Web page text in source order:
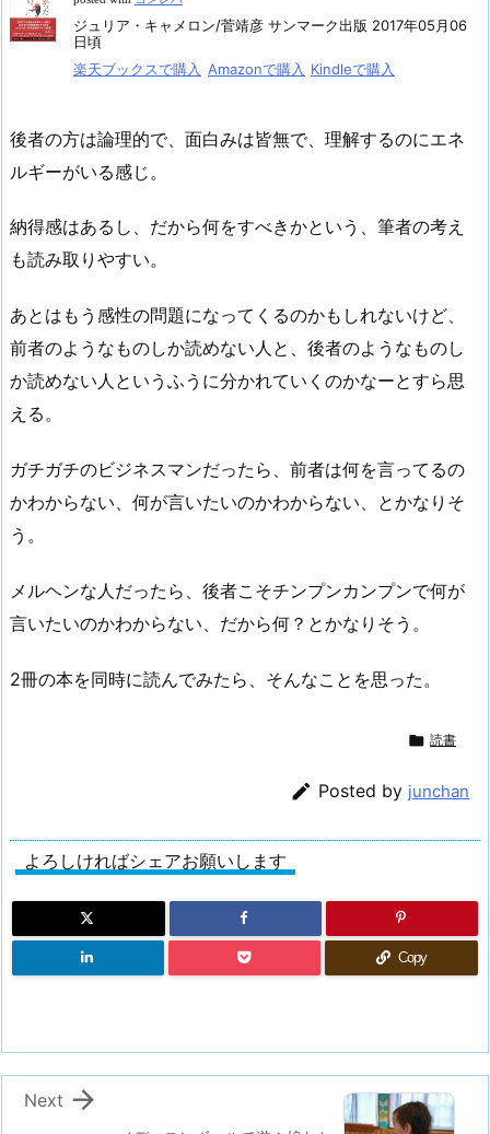
ジュリア・キャメロン/菅靖彦 サンマーク出版 2017年05月06
日頃
楽天ブックスで購入 Amazonで購入 Kindleで購入
後者の方は論理的で、面白みは皆無で、理解するのにエネ
ルギーがいる感じ。
納得感はあるし、だから何をすべきかという、筆者の考え
も読み取りやすい。
あとはもう感性の問題になってくるのかもしれないけど、
前者のようなものしか読めない人と、後者のようなものし
か読めない人というふうに分かれていくのかなーとすら思
える。
ガチガチのビジネスマンだったら、前者は何を言ってるの
かわからない、何が言いたいのかわからない、とかなりそ
う。
メルヘンな人だったら、後者こそチンプンカンプンで何が
言いたいのかわからない、だから何？とかなりそう。
2冊の本を同時に読んでみたら、そんなことを思った。
 読書
 Posted by junchan
よろしければシェアお願いします
Copy

Next